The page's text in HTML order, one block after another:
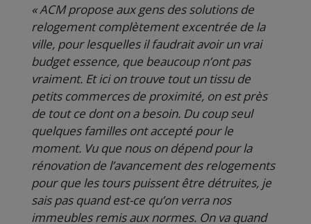
« ACM propose aux gens des solutions de
relogement complètement excentrée de la
ville, pour lesquelles il faudrait avoir un vrai
budget essence, que beaucoup n’ont pas
vraiment. Et ici on trouve tout un tissu de
petits commerces de proximité, on est près
de tout ce dont on a besoin. Du coup seul
quelques familles ont accepté pour le
moment. Vu que nous on dépend pour la
rénovation de l’avancement des relogements
pour que les tours puissent être détruites, je
sais pas quand est-ce qu’on verra nos
immeubles remis aux normes. On va quand